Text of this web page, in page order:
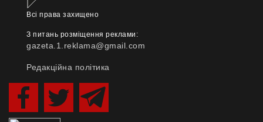
Всі права захищено
З питань розміщення реклами:
gazeta.1.reklama@gmail.com
Редакційна політика